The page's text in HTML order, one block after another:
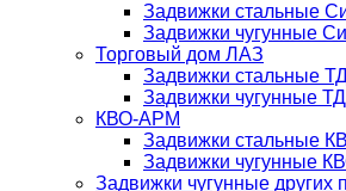
Задвижки стальные
Задвижки чугунные
Торговый дом ЛАЗ
Задвижки стальные
Задвижки чугунные
КВО-АРМ
Задвижки стальные
Задвижки чугунные
Задвижки чугунные других